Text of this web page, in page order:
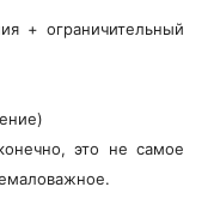
+ ограничительный
это не самое